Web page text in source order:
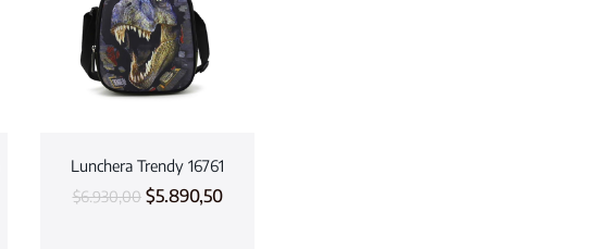
Lunchera Trendy 16761
$6.930,00 $5.890,50